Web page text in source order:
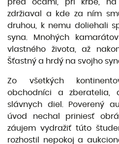
pred očami, pri krbe,
zdržiaval a kde za ním
druhou, k nemu doliehali
syna. Mnohých
vlastného života, až
Šťastný a hrdý na svojho
Zo všetkých
obchodníci a zberatelia,
slávnych diel. Poverený
úvod nechal priniesť
záujem vydražiť túto
rozhostil nepokoj a